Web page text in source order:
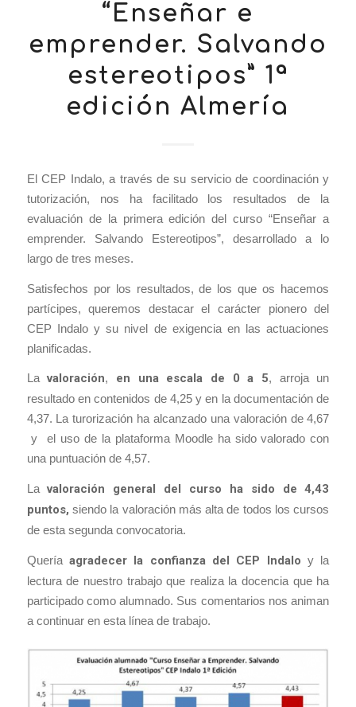
“Enseñar e
emprender. Salvando
estereotipos” 1ª
edición Almería
El CEP Indalo, a través de su servicio de coordinación y
tutorización, nos ha facilitado los resultados de la
evaluación de la primera edición del curso “Enseñar a
emprender. Salvando Estereotipos”, desarrollado a lo
largo de tres meses.
Satisfechos por los resultados, de los que os hacemos
partícipes, queremos destacar el carácter pionero del
CEP Indalo y su nivel de exigencia en las actuaciones
planificadas.
Lavaloración, en una escala de 0 a 5, arroja un
resultado en contenidos de 4,25 y en la documentación de
4,37. La turorización ha alcanzado una valoración de 4,67
y el uso de la plataforma Moodle ha sido valorado con
una puntuación de 4,57.
Lavaloración general del curso ha sido de 4,43
puntos, siendo la valoración más alta de todos los cursos
de esta segunda convocatoria.
Quería agradecer la confianza del CEP Indalo y la
lectura de nuestro trabajo que realiza la docencia que ha
participado como alumnado. Sus comentarios nos animan
a continuar en esta línea de trabajo.